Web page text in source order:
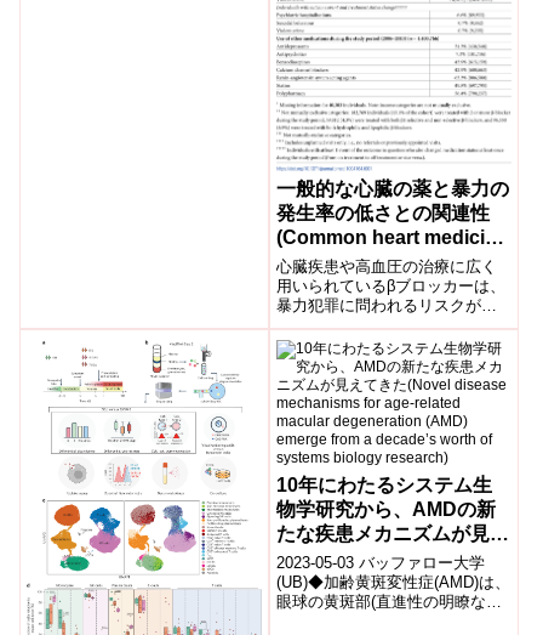
一般的な心臓の薬と暴力の
発生率の低さとの関連性
(Common heart medicine
associated with lower
rates of violence)
心臓疾患や高血圧の治療に広く
用いられているβブロッカーは、
暴力犯罪に問われるリスクが低
いということが、カロリンスカ
研究所とオックスフォード大学
による新しい登録ベ...
10年にわたるシステム生
物学研究から、AMDの新
たな疾患メカニズムが見え
てきた(Novel disease
mechanisms for age-
related macular
2023-05-03 バッファロー大学
(UB)◆加齢黄斑変性症(AMD)は、
眼球の黄斑部(直進性の明瞭な視